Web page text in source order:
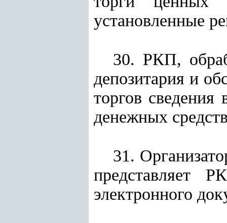
установленные
30. РКП,
депозитария и
торгов
денежных
31.
представляет
электронного